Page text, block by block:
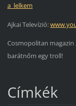
a_lelkem
Ajkai Televízió:
Cosmopolitan magazin
barátnőm egy troll!
Címkék